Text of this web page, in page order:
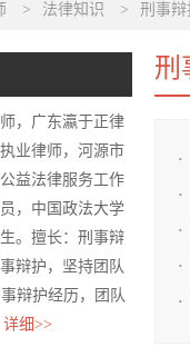
> 法律知识 > 刑事辩
，广东瀛于正律
业律师，河源市
益法律服务工作
，中国政法大学
。擅长：刑事辩
辩护，坚持团队
辩护经历，团队
详细>>
刑